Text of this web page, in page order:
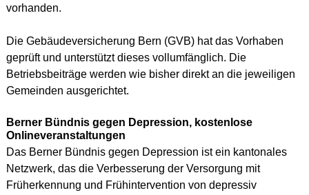
vorhanden.
Die Gebäudeversicherung Bern (GVB) hat das Vorhaben
geprüft und unterstützt dieses vollumfänglich. Die
Betriebsbeiträge werden wie bisher direkt an die jeweiligen
Gemeinden ausgerichtet.
Berner Bündnis gegen Depression, kostenlose
Onlineveranstaltungen
Das Berner Bündnis gegen Depression ist ein kantonales
Netzwerk, das die Verbesserung der Versorgung mit
Früherkennung und Frühintervention von depressiv